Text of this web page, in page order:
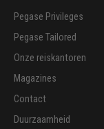
Pegase Privileges
Pegase Tailored
Onze reiskantoren
Magazines
Contact
Duurzaamheid